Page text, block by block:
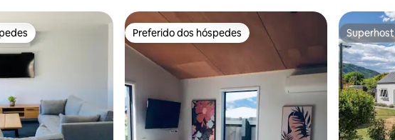
Preferido dos hóspedes
Preferido dos hóspedes Superhost
Superhost